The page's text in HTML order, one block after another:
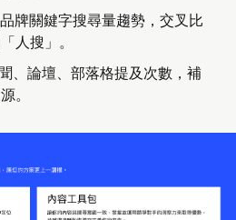
牌關鍵字搜尋量趨勢，交叉比
人搜」。
、論壇、部落格提及次數，補
。